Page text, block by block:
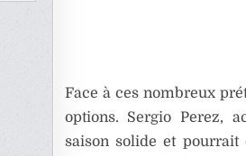
Face à ces nombreux
options. Sergio Perez,
saison solide et pourrait